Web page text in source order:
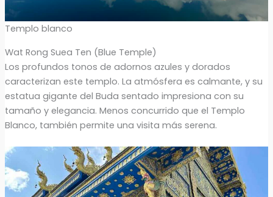
Templo blanco
Wat Rong Suea Ten (Blue Temple)
Los profundos tonos de adornos azules y dorados
caracterizan este templo. La atmósfera es calmante, y su
estatua gigante del Buda sentado impresiona con su
tamaño y elegancia. Menos concurrido que el Templo
Blanco, también permite una visita más serena.